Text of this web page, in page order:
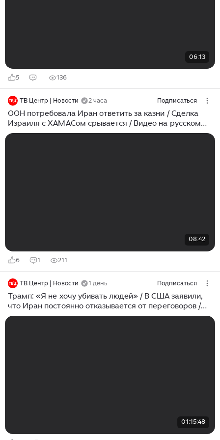
06:13
5 136
ТВ Центр | Новости 2 часа Подписаться
ООН потребовала Иран ответить за казни / Сделка
Израиля с ХАМАСом срывается / Видео на русском
языке
08:42
6 1 211
ТВ Центр | Новости 1 день Подписаться
Трамп: «Я не хочу убивать людей» / В США заявили,
что Иран постоянно отказывается от переговоров /
Видео на русском языке
01:15:48